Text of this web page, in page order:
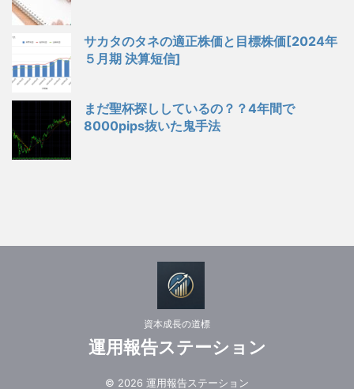
サカタのタネの適正株価と目標株価[2024年
５月期 決算短信]
まだ聖杯探ししているの？？4年間で
8000pips抜いた鬼手法
資本成長の道標
運用報告ステーション
© 2026 運用報告ステーション